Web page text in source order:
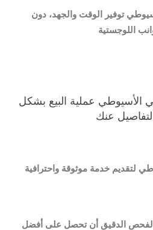
توفير الوقت والجهد، دون
اللوجستية
الأسيوطي عملية البيع بشكل
عنك
الدقيق أن تحصل على أفضل